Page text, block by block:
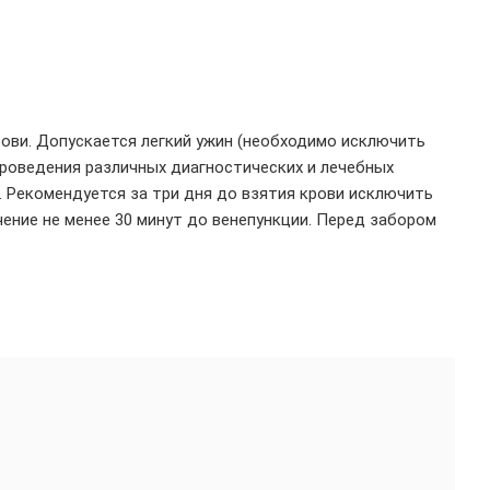
Допускается легкий ужин (необходимо исключить
различных диагностических и лечебных
Рекомендуется за три дня до взятия крови исключить
не менее 30 минут до венепункции. Перед забором